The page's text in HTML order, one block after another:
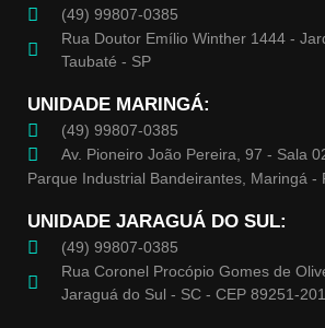
(49) 99807-0385
Rua Doutor Emílio Winther 1444 -
Taubaté - SP
UNIDADE MARINGÁ:
(49) 99807-0385
Av. Pioneiro João Pereira, 97 - Sala
Parque Industrial Bandeirantes, Maringá -
UNIDADE JARAGUÁ DO SUL:
(49) 99807-0385
Rua Coronel Procópio Gomes de
Jaraguá do Sul - SC - CEP 89251-201